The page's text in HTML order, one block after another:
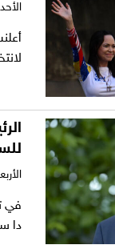
في
دا